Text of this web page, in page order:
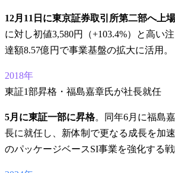
12月11日に東京証券取引所第二部へ上場
に対し初値3,580円（+103.4%）と高い
達額8.57億円で事業基盤の拡大に活用。
2018年
東証1部昇格・福島嘉章氏が社長就任
5月に東証一部に昇格。同年6月に福島
長に就任し、新体制で更なる成長を加速
のパッケージベースSI事業を強化する戦